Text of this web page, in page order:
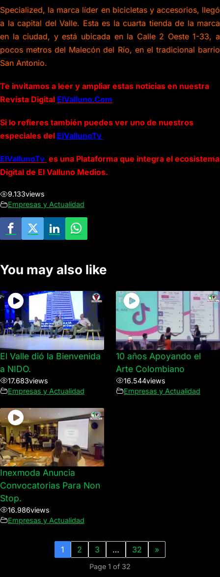
Specialized, la marca líder en bicicletas y accesorios, llegó
a la capital del Valle. Esta es la cuarta tienda de la marca
en la ciudad, y está ubicada en la Calle 2 Oeste 1-33, a
pocos metros del Malecón del Río, en el tradicional barrio
San Antonio.
Te invitamos a leer y ampliar estas noticias en nuestra
Revista Digital ElValluno.Com
Si lo refieres también puedes ver uno de nuestros
especiales del ElVallunoTv
ElVallunoTv es una Plataforma que integra el ecosistema
Digital de El Valluno Medios.
9.133views
Empresas y Actualidad
You may also like
El Valle dió la Bienvenida
a NIDO.
17.683views
Empresas y Actualidad
10 años Apoyando el
Arte Colombiano
16.544views
Empresas y Actualidad
Inexmoda Anuncia
Convocatorias Para Non
Stop.
16.986views
Empresas y Actualidad
1 2 3 … 32 »
Page 1 of 32